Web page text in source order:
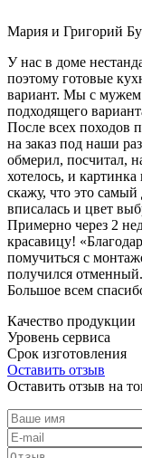
Мария и Григорий
У нас в доме
поэтому готовые
вариант. Мы с
подходящего
После всех походов
на заказ под наши
обмерил, посчитал,
хотелось, и
скажу, что это
вписалась и цвет
Примерно через 2
красавицу!
помучиться с
получился отменный.
Большое всем
Качество продукции
Уровень сервиса
Срок изготовления
Оставить отзыв
Оставить отзыв на